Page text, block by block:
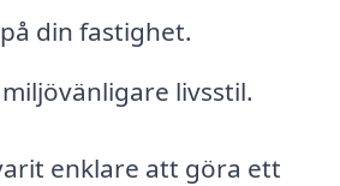
din fastighet.
livsstil.
enklare att göra ett